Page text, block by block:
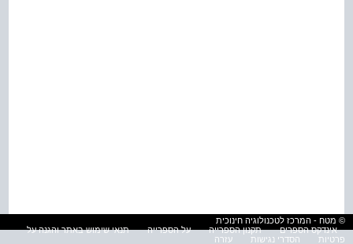
© מטח - המרכז לטכנולוגיה חינוכית
אינדקס הספרים
תקנון הספרייה על הספרייה
תנאי שימוש באתר והגנה על
פרטיות
הסדרי נגישות עזרה